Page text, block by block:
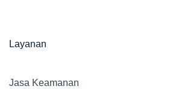
Layanan
Jasa Keamanan​